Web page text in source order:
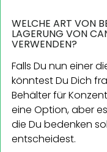
WELCHE ART VON
LAGERUNG VON
VERWENDEN?
Falls Du nun einer
könntest Du Dich
Behälter für
eine Option, aber
die Du bedenken
entscheidest.